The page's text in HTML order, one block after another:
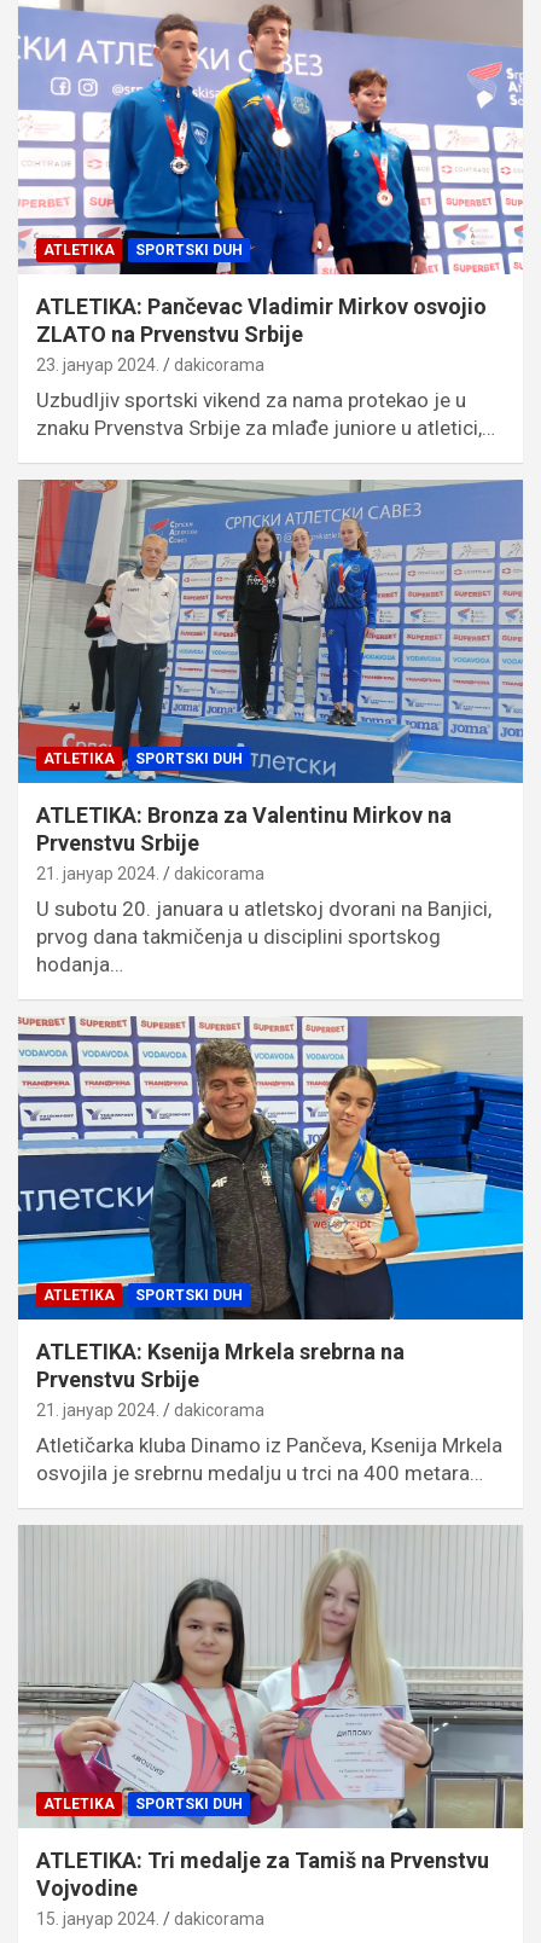
ATLETIKA SPORTSKI DUH
ATLETIKA: Pančevac Vladimir Mirkov osvojio
ZLATO na Prvenstvu Srbije
23. јануар 2024. dakicorama
Uzbudljiv sportski vikend za nama protekao je u
znaku Prvenstva Srbije za mlađe juniore u atletici,…
ATLETIKA SPORTSKI DUH
ATLETIKA: Bronza za Valentinu Mirkov na
Prvenstvu Srbije
21. јануар 2024. dakicorama
U subotu 20. januara u atletskoj dvorani na Banjici,
prvog dana takmičenja u disciplini sportskog
hodanja…
ATLETIKA SPORTSKI DUH
ATLETIKA: Ksenija Mrkela srebrna na
Prvenstvu Srbije
21. јануар 2024. dakicorama
Atletičarka kluba Dinamo iz Pančeva, Ksenija Mrkela
osvojila je srebrnu medalju u trci na 400 metara…
ATLETIKA SPORTSKI DUH
ATLETIKA: Tri medalje za Tamiš na Prvenstvu
Vojvodine
15. јануар 2024. dakicorama